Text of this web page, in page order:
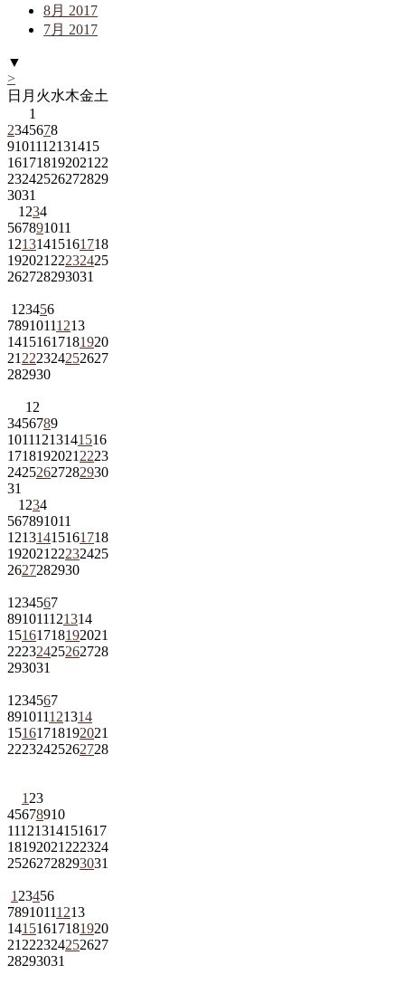
8月 2017
7月 2017
▼
>
日 月 火水木金土
1
2345678
9101112131415
161718192021 22
23242526272829
3031
1 234
567891011
12131415161718
192021 22232425
262728293031
1 23456
78910111213
14151617181920
21 222324252627
282930
1 2
3456789
10111213141516
1718192021 2223
24252627282930
31
1 234
567891011
12131415161718
192021 22232425
2627282930
1 234567
891011121314
15161718192021
22232425262728
293031
1 234567
891011121314
15161718192021
22232425262728
1 23
45678910
11121314151617
18192021 222324
25262728293031
1 23456
78910111213
14151617181920
21 222324252627
28293031